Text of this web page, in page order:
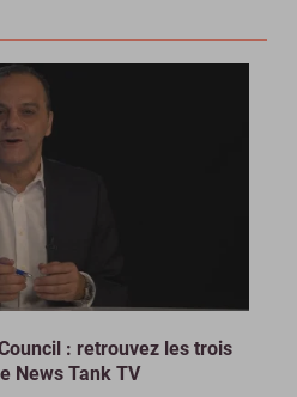
: retrouvez les trois
News Tank TV